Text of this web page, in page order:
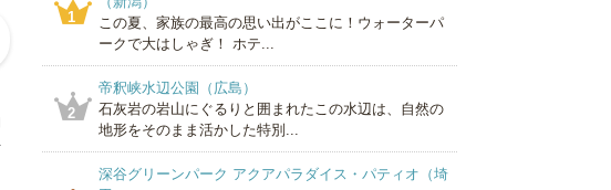
1
この夏、家族の最高の思い出がここに！ウォーターパ
ークで大はしゃぎ！ ホテ...
2
帝釈峡水辺公園（広島）
石灰岩の岩山にぐるりと囲まれたこの水辺は、自然の
地形をそのまま活かした特別...
深谷グリーンパーク アクアパラダイス・パティオ（埼